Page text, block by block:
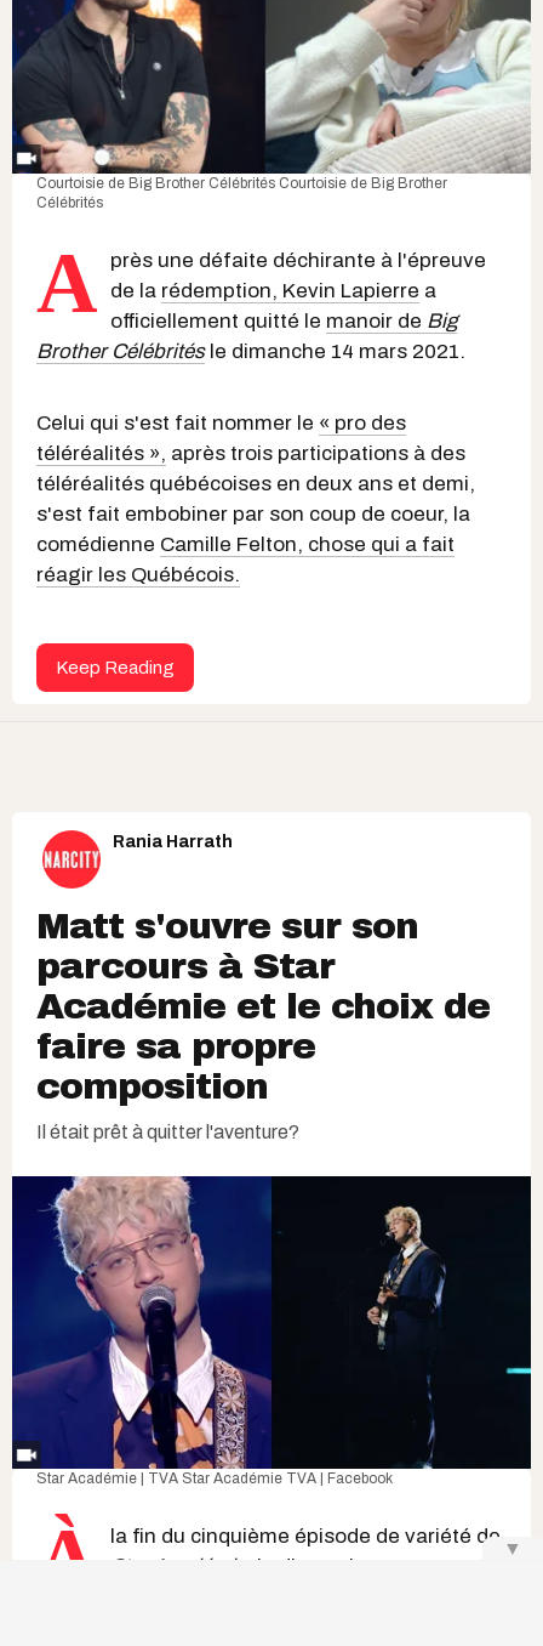
Courtoisie de Big Brother Célébrités Courtoisie de Big Brother
Célébrités
A
près une défaite déchirante à l'épreuve
de la rédemption, Kevin Lapierre a
officiellement quitté le manoir de Big
Brother Célébritésle dimanche 14 mars 2021.
Celui qui s'est fait nommer le « pro des
téléréalités », après trois participations à des
téléréalités québécoises en deux ans et demi,
s'est fait embobiner par son coup de coeur, la
comédienne Camille Felton, chose qui a fait
réagir les Québécois.
Keep Reading
Rania Harrath
Matt s'ouvre sur son
parcours à Star
Académie et le choix de
faire sa propre
composition
Il était prêt à quitter l'aventure?
Star Académie | TVA Star Académie TVA | Facebook
À
la fin du cinquième épisode de variété de
Star Académie
, le dimanche 14 mars,
▼